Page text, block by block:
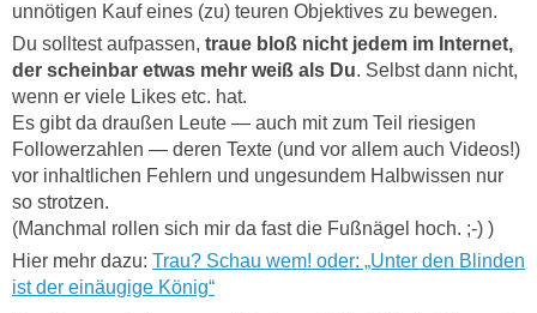
unnötigen Kauf eines (zu) teuren Objektives zu bewegen.
Du solltest aufpassen, traue bloß nicht jedem im Internet,
der scheinbar etwas mehr weiß als Du. Selbst dann nicht,
wenn er viele Likes etc. hat.
Es gibt da draußen Leute — auch mit zum Teil riesigen
Followerzahlen — deren Texte (und vor allem auch Videos!)
vor inhaltlichen Fehlern und ungesundem Halbwissen nur
so strotzen.
(Manchmal rollen sich mir da fast die Fußnägel hoch. ;-) )
Hier mehr dazu: Trau? Schau wem! oder: „Unter den Blinden
ist der einäugige König“